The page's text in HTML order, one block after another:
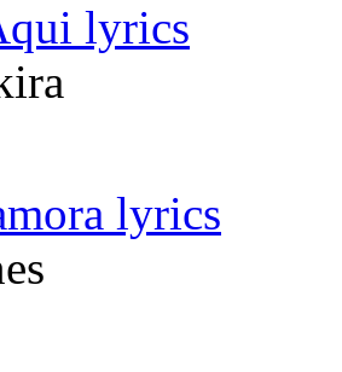
lyrics
lyrics